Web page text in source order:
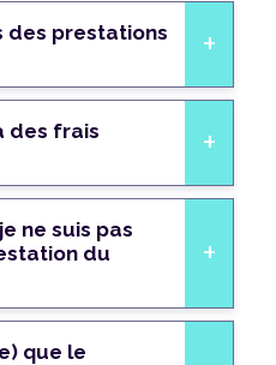
des prestations
des frais
ne suis pas
du
que le